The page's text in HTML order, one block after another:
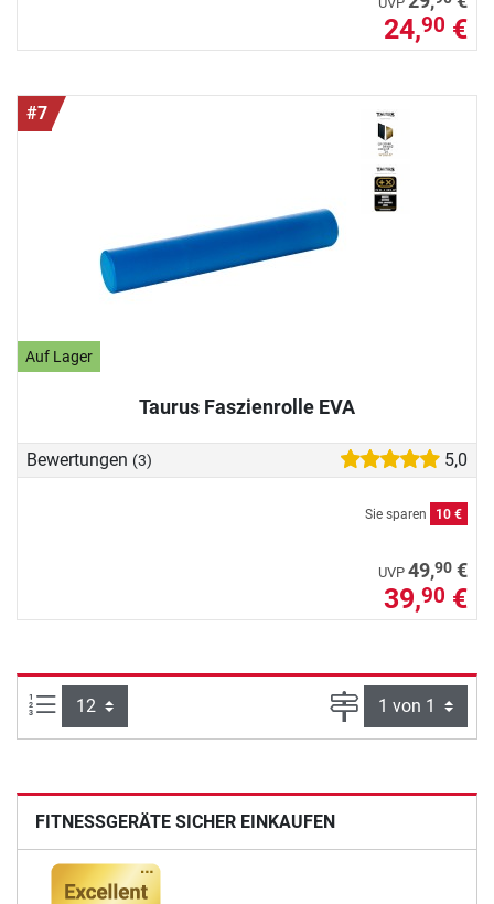
24,90 €
#7
Auf Lager
Taurus Faszienrolle EVA
Bewertungen (3) 5,0
Sie sparen 10 €
UVP 49,90 €
39,90 €
Artikel pro Seite: Seite
FITNESSGERÄTE SICHER EINKAUFEN